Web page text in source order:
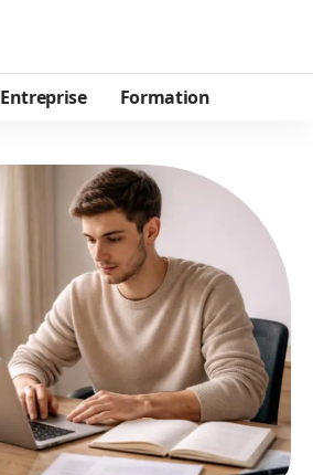
Entreprise Formation